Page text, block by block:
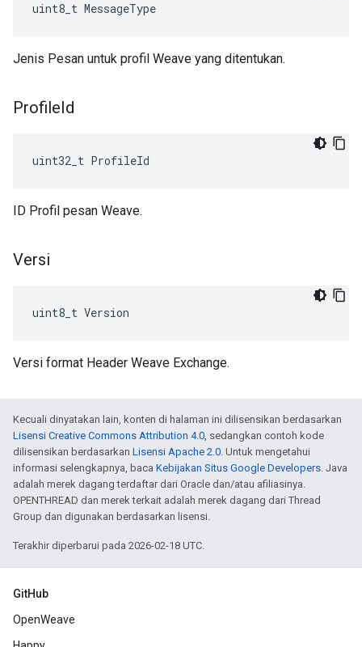
uint8_t MessageType
Jenis Pesan untuk profil Weave yang ditentukan.
ProfileId
uint32_t ProfileId
ID Profil pesan Weave.
Versi
uint8_t Version
Versi format Header Weave Exchange.
Kecuali dinyatakan lain, konten di halaman ini dilisensikan berdasarkan
Lisensi Creative Commons Attribution 4.0, sedangkan contoh kode
dilisensikan berdasarkan Lisensi Apache 2.0. Untuk mengetahui
informasi selengkapnya, baca Kebijakan Situs Google Developers. Java
adalah merek dagang terdaftar dari Oracle dan/atau afiliasinya.
OPENTHREAD dan merek terkait adalah merek dagang dari Thread
Group dan digunakan berdasarkan lisensi.
Terakhir diperbarui pada 2026-02-18 UTC.
GitHub
OpenWeave